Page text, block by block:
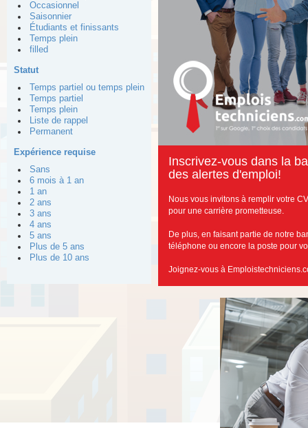
Occasionnel
Saisonnier
Étudiants et finissants
Temps plein
filled
Statut
Temps partiel ou temps plein
Temps partiel
Temps plein
Liste de rappel
Permanent
Expérience requise
Sans
6 mois à 1 an
1 an
2 ans
3 ans
4 ans
5 ans
Plus de 5 ans
Plus de 10 ans
Inscrivez-vous dans la
des alertes d'emploi!
Nous vous invitons à remplir votre
pour une carrière prometteuse.
De plus, en faisant partie de notre
téléphone ou encore la poste pour
Joignez-vous à